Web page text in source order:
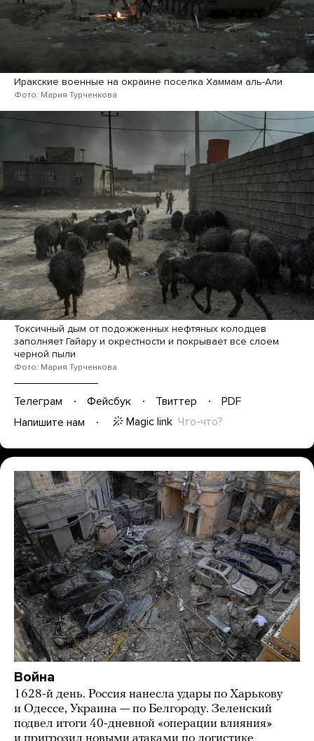
Иракские военные на окраине поселка Хаммам аль-Али
Фото: Мария Турченкова
Токсичный дым от подожженных нефтяных колодцев
заполняет Гайару и окрестности и покрывает все слоем
черной пыли
Фото: Мария Турченкова
Телеграм Фейсбук Твиттер
PDF
Напишите нам
Magic link Что-что?
Война
1628-й день. Россия нанесла удары по Харькову
и Одессе, Украина — по Белгороду. Зеленский
подвел итоги 40-дневной «операции влияния»